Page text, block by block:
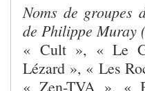
Noms de groupes
de Philippe Muray
« Cult », « Le
Lézard », « Les
« Zen-TVA », «